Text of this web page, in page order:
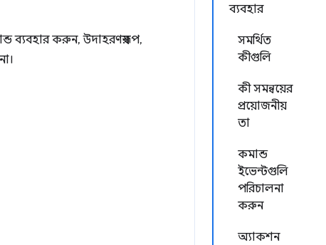
ব্যবহার
সমর্থিত
কীগুলি
কী সমন্বয়ের
প্রয়োজনীয়
তা
কমান্ড
ইভেন্টগুলি
পরিচালনা
করুন
অ্যাকশন
ব্যবহার করুন, উদাহরণস্বরূপ,